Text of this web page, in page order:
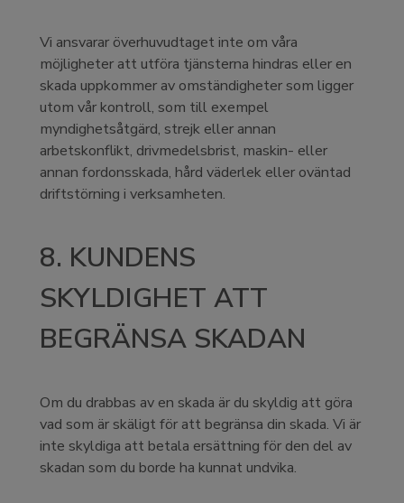
Vi ansvarar överhuvudtaget inte om våra
möjligheter att utföra tjänsterna hindras eller en
skada uppkommer av omständigheter som ligger
utom vår kontroll, som till exempel
myndighetsåtgärd, strejk eller annan
arbetskonflikt, drivmedelsbrist, maskin- eller
annan fordonsskada, hård väderlek eller oväntad
driftstörning i verksamheten.
8. KUNDENS
SKYLDIGHET ATT
BEGRÄNSA SKADAN
Om du drabbas av en skada är du skyldig att göra
vad som är skäligt för att begränsa din skada. Vi är
inte skyldiga att betala ersättning för den del av
skadan som du borde ha kunnat undvika.